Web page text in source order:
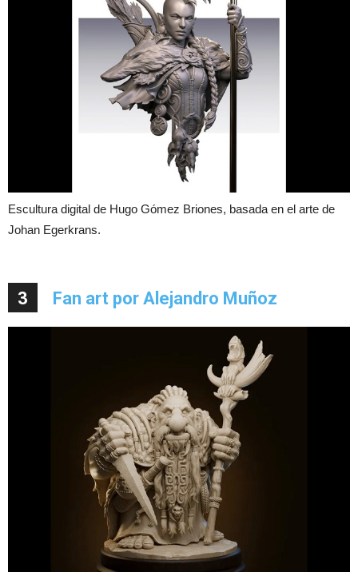
Escultura digital de Hugo Gómez Briones, basada en el arte de
Johan Egerkrans.
3 Fan art por Alejandro Muñoz